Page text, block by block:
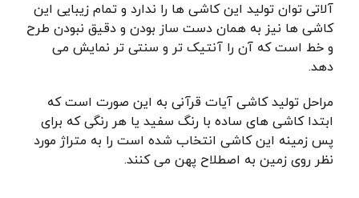
آلاتی توان تولید این کاشی ها را ندارد و تمام زیبایی این
کاشی ها نیز به همان دست ساز بودن و دقیق نبودن طرح
و خط است که آن را آنتیک تر و سنتی تر نمایش می
دهد.
مراحل تولید کاشی آیات قرآنی به این صورت است که
ابتدا کاشی های ساده با رنگ سفید یا هر رنگی که برای
پس زمینه این کاشی انتخاب شده است را به متراژ مورد
نظر روی زمین به اصطلاح پهن می کنند.